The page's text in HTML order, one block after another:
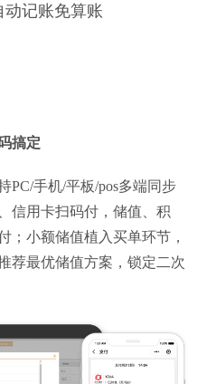
动记账免算账
搞定
手机/平板/pos多端同步
信用卡扫码付，储值、积
；小额储值植入买单环节，
荐最优储值方案，锁定二次